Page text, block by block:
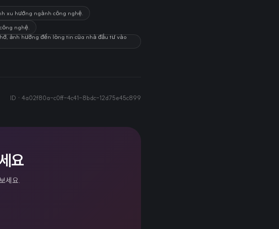
xu hướng ngành công nghệ.
nghệ.
ảnh hưởng đến lòng tin của nhà đầu tư vào
ID · 4a02f80a-c0ff-4c41-8bdc-12d75e45c899
요
세요.